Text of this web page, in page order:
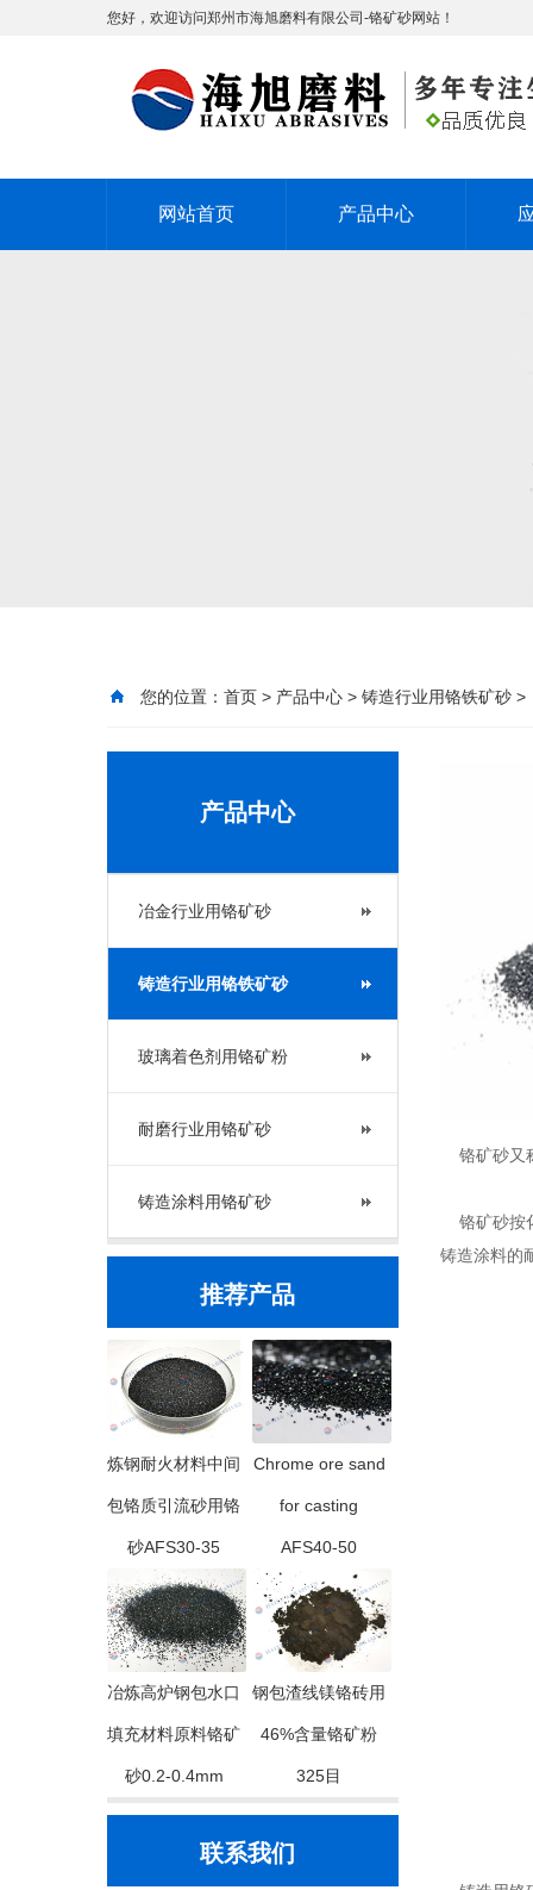
您好，欢迎访问郑州市海旭磨料有限公司-铬矿砂网站！
网站首页 产品中心
您的位置： 首页 > 产品中心 > 铸造行业用铬铁矿砂 >
产品中心
冶金行业用铬矿砂
铸造行业用铬铁矿砂
玻璃着色剂用铬矿粉
耐磨行业用铬矿砂
铸造涂料用铬矿砂
推荐产品
炼钢耐火材料中间
包铬质引流砂用铬
砂AFS30-35
Chrome ore sand
for casting
AFS40-50
冶炼高炉钢包水口
填充材料原料铬矿
砂0.2-0.4mm
钢包渣线镁铬砖用
46%含量铬矿粉
325目
联系我们
铬矿砂又
铬矿砂按
铸造涂料的